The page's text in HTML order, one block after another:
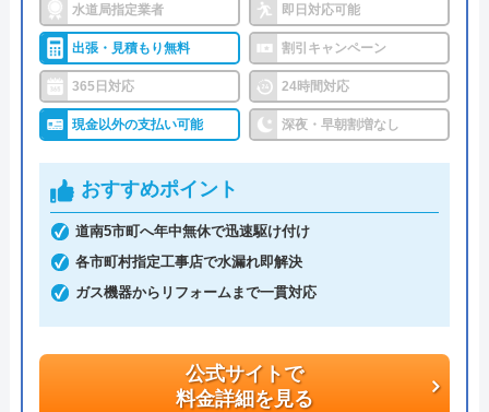
さらに、施工からアフターメンテナンスまで同じ担
当者が担当するため、長期的に安心して依頼するこ
とができるといえるでしょう。
出張費・見積もり・相談・点検も無料のほか、他社
も、非常に良心的です。
トイレDrは「お客様目線」ならではのサービスが多
く、安心して依頼できる業者です。
公式サイトで
料金詳細を見る
水道局指定業者 即日対応可能
出張・見積もり無料 割引キャンペーン
365日対応 24時間対応
現金以外の支払い可能 深夜・早朝割増なし
おすすめポイント
道南5市町へ年中無休で迅速駆け付け
各市町村指定工事店で水漏れ即解決
ガス機器からリフォームまで一貫対応
公式サイトで
料金詳細を見る